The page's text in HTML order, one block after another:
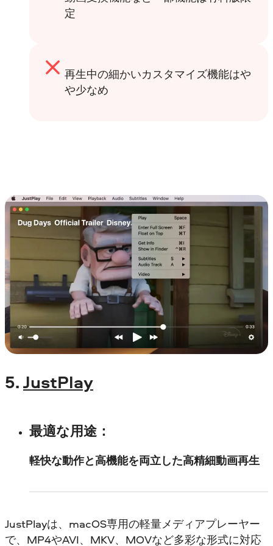
定
再生中の細かいカスタマイズ機能はや
や少なめ
5.JustPlay
最適な用途 ：
軽快な動作と高機能を両立した高精細動画再生
JustPlayは、macOS専用の軽量メディアプレーヤー
で、MP4やAVI、MKV、MOVなど多彩な形式に対応